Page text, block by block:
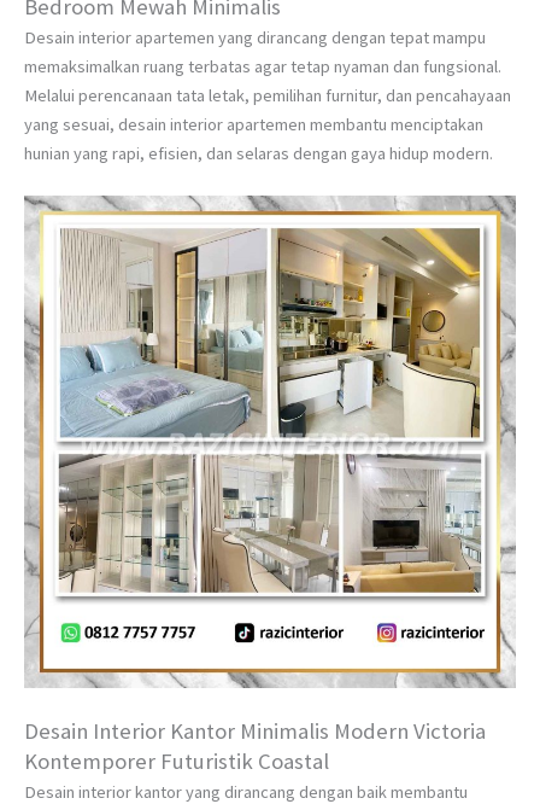
Bedroom Mewah Minimalis
Desain interior apartemen yang dirancang dengan tepat mampu
memaksimalkan ruang terbatas agar tetap nyaman dan fungsional.
Melalui perencanaan tata letak, pemilihan furnitur, dan pencahayaan
yang sesuai, desain interior apartemen membantu menciptakan
hunian yang rapi, efisien, dan selaras dengan gaya hidup modern.
Desain Interior Kantor Minimalis Modern Victoria
Kontemporer Futuristik Coastal
Desain interior kantor yang dirancang dengan baik membantu